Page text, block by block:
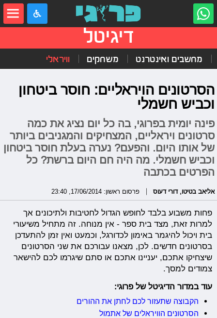
דיגיטל
מחשבים ואינטרנט משחקים וויראלי
הסרטונים הויראליים: חוסר ביטחון
וכביש חשמלי
פינה יומית בפרוגי, בה כל יום נציג את כמה
סרטונים ויראליים, המצחיקים והמגניבים ביותר
של אותו היום. והפעם? נערה בעלת חוסר ביטחון
וכביש חשמלי. מה היה חם היום ברשת? כל
הפרטים בכתבה
אליאב בטיטו,דורי דעוס פרסום ראשון: 17/06/2014, 23:40
פחות משבוע בלבד לחופש הגדול לחטיבות ולתיכונים אך
למרות זאת, מצד בית ספר - אין מנוחה. זה מתחיל משיעורי
בית ויכול להיגמר באימון לכדורגל, וכמעט ואין זמן להתעדכן
בסרטונים חדשים. לכן, מצאנו עבורכם את שני הסרטונים
שיצחיקו אתכם, יעניינו אתכם או סתם שיגרמו לכם להישאר
צמודים למסך.
עוד במדור הדיגיטל של פרוגי:
הקבוצה שתעזור לכם לחתן את ההורים
הסרטונים הוויראלים של אתמול